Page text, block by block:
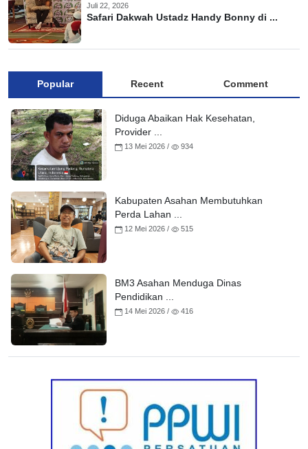
Juli 22, 2026
Safari Dakwah Ustadz Handy Bonny di ...
Popular Recent Comment
Diduga Abaikan Hak Kesehatan,
Provider ...
13 Mei 2026 / 934
Kabupaten Asahan Membutuhkan
Perda Lahan ...
12 Mei 2026 / 515
BM3 Asahan Menduga Dinas
Pendidikan ...
14 Mei 2026 / 416